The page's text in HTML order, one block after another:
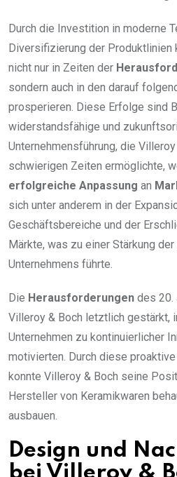
Durch die Investition in moderne
Diversifizierung der Produktlinien
nicht nur in Zeiten der
sondern auch in den darauf
prosperieren. Diese Erfolge sind
widerstandsfähige und
Unternehmensführung, die
schwierigen Zeiten ermöglichte,
erfolgreiche Anpassung an
sich unter anderem in der
Geschäftsbereiche und der
Märkte, was zu einer Stärkung
Unternehmens führte.
Die Herausforderungen des 20.
Villeroy & Boch letztlich gestärkt,
Unternehmen zu kontinuierlicher
motivierten. Durch diese
konnte Villeroy & Boch seine
Hersteller von Keramikwaren
ausbauen.
Design und